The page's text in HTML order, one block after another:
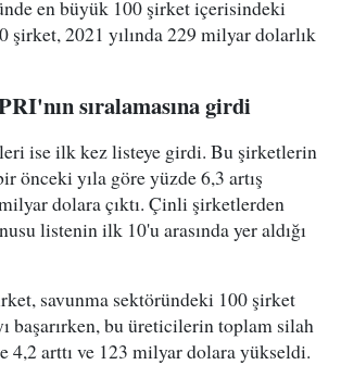
en büyük 100 şirket içerisindeki
2021 yılında 229 milyar dolarlık
sıralamasına girdi
ise ilk kez listeye girdi. Bu şirketlerin
önceki yıla göre yüzde 6,3 artış
dolara çıktı. Çinli şirketlerden
listenin ilk 10'u arasında yer aldığı
savunma sektöründeki 100 şirket
başarırken, bu üreticilerin toplam silah
4,2 arttı ve 123 milyar dolara yükseldi.